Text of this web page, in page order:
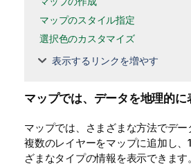
マップのスタイル指定
選択色のカスタマイズ
表示するリンクを増やす
マップでは、データを地理的に
マップでは、さまざまな方法でデー
複数のレイヤーをマップに追加し、
ざまなタイプの情報を表示できま